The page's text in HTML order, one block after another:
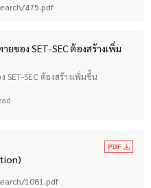
475.pdf
ของ SET-SEC ต้องสร้างเพิ่ม
SET-SEC ต้องสร้างเพิ่มขึ้น
1081.pdf